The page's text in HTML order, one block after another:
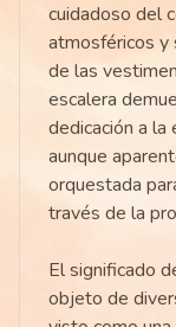
cuidadoso del
atmosféricos y
de las
escalera
dedicación a la
aunque
orquestada
través de la
El significado
objeto de